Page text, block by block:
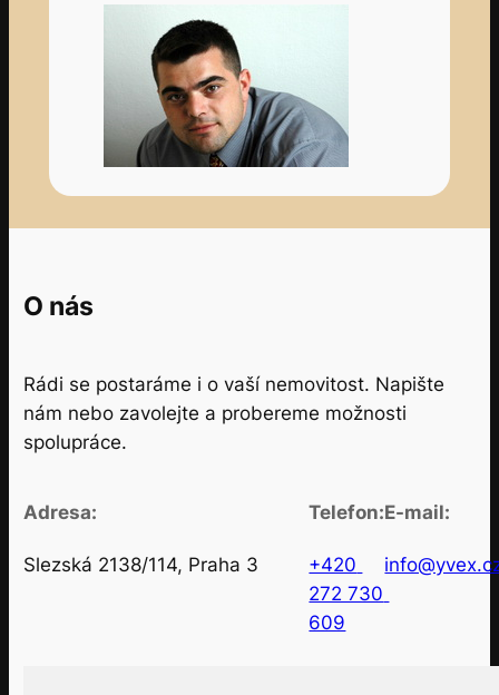
O nás
Rádi se postaráme i o vaší nemovitost. Napište
nám nebo zavolejte a probereme možnosti
spolupráce.
Adresa:
Slezská 2138/114, Praha 3
Telefon:
+420
272 730
609
E-mail: